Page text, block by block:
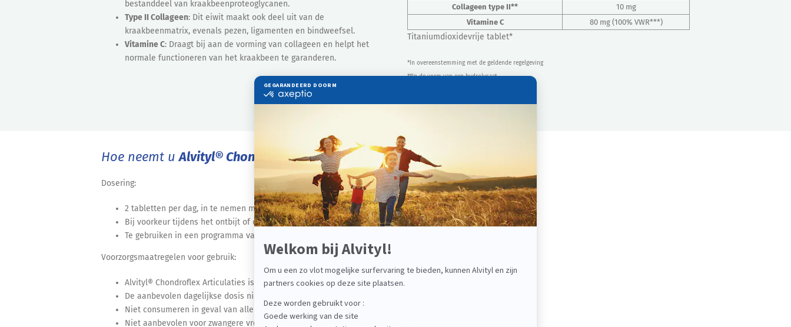
bestanddeel van kraakbeenproteoglycanen.
Type II Collageen: Dit eiwit maakt ook deel uit van de
kraakbeenmatrix, evenals pezen, ligamenten en bindweefsel.
Vitamine C: Draagt bij aan de vorming van collageen en helpt het
normale functioneren van het kraakbeen te garanderen.
Collageen type II**
10 mg
Vitamine C
80 mg (100% VWR***)
Titaniumdioxidevrije tablet*
*In overeenstemming met de geldende regelgeving
**In de vorm van een hydrolysaat
Hoe neemt uAlvityl® Chondroflex – Tabletten in?
Dosering:
2 tabletten per dag, in te nemen met een drankje.
Bij voorkeur tijdens het ontbijt of de lunch.
Te gebruiken in een programma van minimaal een maand, eventueel te verlengen.
Voorzorgsmaatregelen voor gebruik:
Alvityl® Chondroflex Articulaties is voor volwassenen boven de 18 jaar.
De aanbevolen dagelijkse dosis niet overschrijden.
Niet consumeren in geval van allergie voor schelpdieren.
Niet aanbevolen voor zwangere vrouwen en vrouwen die borstvoeding geven.